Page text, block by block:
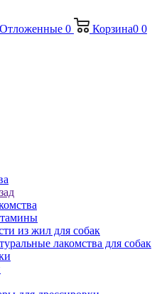
Отложенные 0 Корзина0 0
из жил для собак
лакомства для собак